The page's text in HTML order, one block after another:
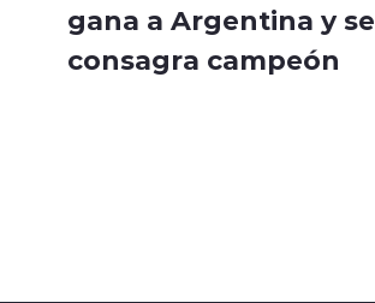
gana a Argentina y se
consagra campeón